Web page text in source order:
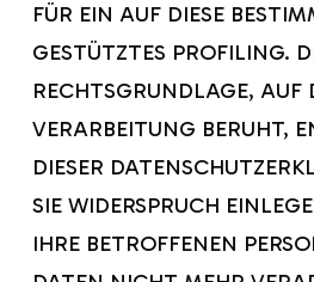
FÜR EIN AUF DIESE
GESTÜTZTES PROFILING.
RECHTSGRUNDLAGE, AUF
VERARBEITUNG BERUHT,
DIESER
SIE WIDERSPRUCH
IHRE BETROFFENEN